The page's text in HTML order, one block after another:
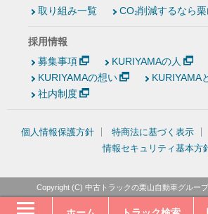
取り組み一覧
CO₂削減するなら
採用情報
募集事項
KURIYAMAの人
KURIYAMAの想い
KURIYAMA
社内制度
個人情報保護方針 特商法に基づく表示
情報セキュリティ基本方
Copyright (C) 中古トラックの栗山自動車グループ